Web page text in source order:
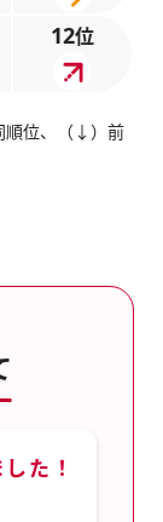
12位
順位、（↓）前
た！